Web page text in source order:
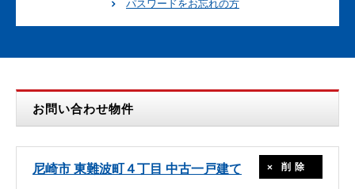
パスワードをお忘れの方
お問い合わせ物件
尼崎市 東難波町４丁目 中古一戸建て 削除